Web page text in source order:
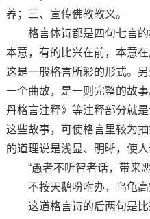
养；三、宣传佛教教义。
格言体诗都是四句七言的
本意，有的比兴在前，本意
这是一般格言所彩的形式。
一个曲故，是一则完整的故
丹格言注释》等注释部分就
这些故事，可使格言里较为
的道理说是浅显、明晰，使人
“愚者不听智者话，带来恶
不按天鹅吩咐办，乌龟高
这道格言诗的后两句是比